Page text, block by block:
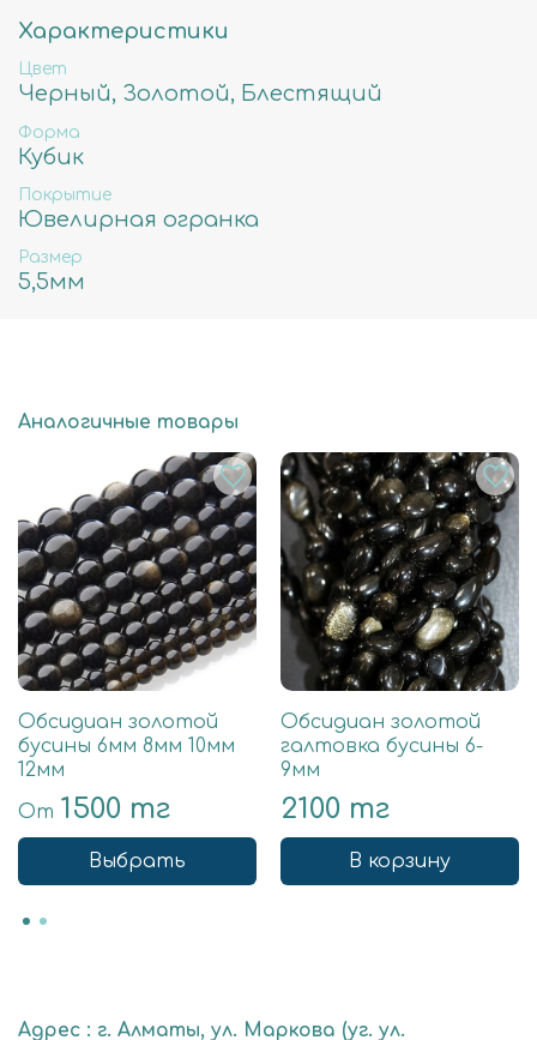
69шт, отверстие примерно 0.7мм
Характеристики
Цвет
Черный, Золотой, Блестящий
Форма
Кубик
Покрытие
Ювелирная огранка
Размер
5,5мм
Аналогичные товары
Обсидиан золотой
бусины 6мм 8мм 10мм
12мм
От 1500 тг
Выбрать
Обсидиан золотой
галтовка бусины 6-
9мм
2100 тг
В корзину
Адрес : г. Алматы, ул. Маркова (уг. ул.